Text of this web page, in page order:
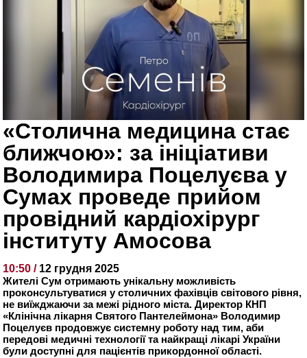
«Столична медицина стає
ближчою»: за ініціативи
Володимира Поцелуєва у
Сумах проведе прийом
провідний кардіохірург
інституту Амосова
10:50 / 12 грудня 2025
Жителі Сум отримають унікальну можливість
проконсультуватися у столичних фахівців світового рівня,
не виїжджаючи за межі рідного міста. Директор КНП
«Клінічна лікарня Святого Пантелеймона» Володимир
Поцелуєв продовжує системну роботу над тим, аби
передові медичні технології та найкращі лікарі України
були доступні для пацієнтів прикордонної області.